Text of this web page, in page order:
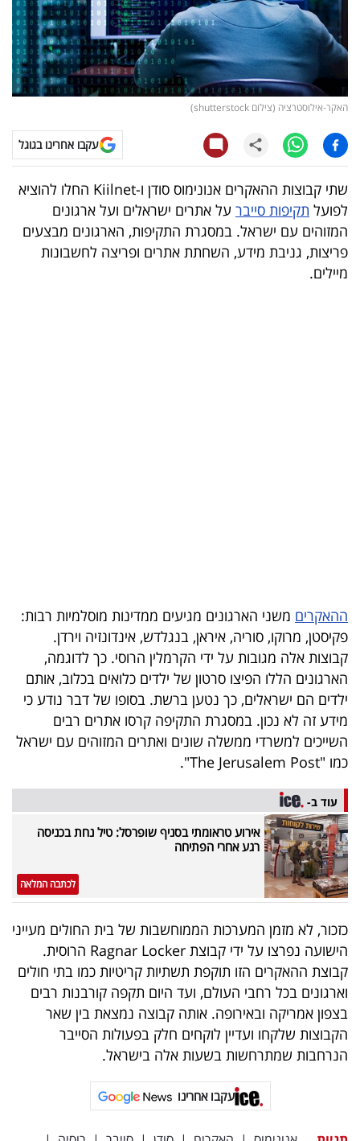
רכילות
עסקית
קריפטו
ויראלי
טלוויזיה
עסקי
ספורט
קריירה
5
המילון
הכלכלי
פודקאסט
40
UNDER
40
שיתופי
פעולה
דרושים
ניוזלטרים
מייל
האקר-אילוסטרציה (צילום shutterstock)
עקבו אחרינו בגוגל
שתי קבוצות ההאקרים אנונימוס סודן ו-Kiilnet החלו להוציא
לפועל תקיפות סייבר על אתרים ישראלים ועל ארגונים
המזוהים עם ישראל. במסגרת התקיפות, הארגונים מבצעים
פריצות, גניבת מידע, השחתת אתרים ופריצה לחשבונות
מיילים.
ההאקרים משני הארגונים מגיעים ממדינות מוסלמיות רבות:
פקיסטן, מרוקו, סוריה, איראן, בנגלדש, אינדונזיה וירדן.
קבוצות אלה מגובות על ידי הקרמלין הרוסי. כך לדוגמה,
הארגונים הללו הפיצו סרטון של ילדים כלואים בכלוב, אותם
ילדים הם ישראלים, כך נטען ברשת. בסופו של דבר נודע כי
מידע זה לא נכון. במסגרת התקיפה קרסו אתרים רבים
השייכים למשרדי ממשלה שונים ואתרים המזוהים עם ישראל
כמו "The Jerusalem Post".
עוד ב-
אירוע טראומתי בסניף שופרסל: טיל נחת בכניסה
רגע אחרי הפתיחה
לכתבה המלאה
כזכור, לא מזמן המערכות הממוחשבות של בית החולים מעייני
הישועה נפרצו על ידי קבוצת Ragnar Locker הרוסית.
קבוצת ההאקרים הזו תוקפת תשתיות קריטיות כמו בתי חולים
וארגונים בכל רחבי העולם, ועד היום תקפה קורבנות רבים
בצפון אמריקה ובאירופה. אותה קבוצה נמצאת בין שאר
הקבוצות שלקחו ועדיין לוקחים חלק בפעולות הסייבר
הנרחבות שמתרחשות בשעות אלה בישראל.
עקבו אחרינו